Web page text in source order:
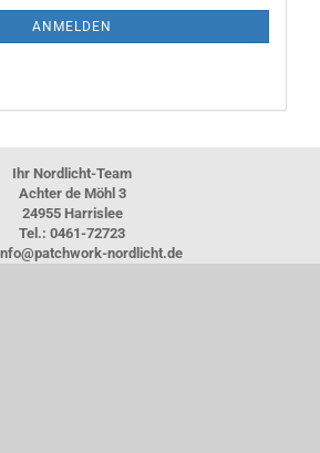
ANMELDEN
Ihr Nordlicht-Team
Achter de Möhl 3
24955 Harrislee
Tel.: 0461-72723
nordlicht.de